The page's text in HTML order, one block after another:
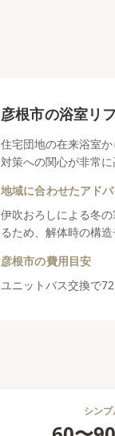
彦根市の浴室リ
住宅団地の在来浴室
対策への関心が非常に
地域に合わせたアド
伊吹おろしによる冬
るため、解体時の構
彦根市の費用目安
ユニットバス交換で
シン